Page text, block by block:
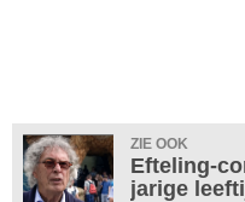
ZIE OOK
Efteling-
jarige